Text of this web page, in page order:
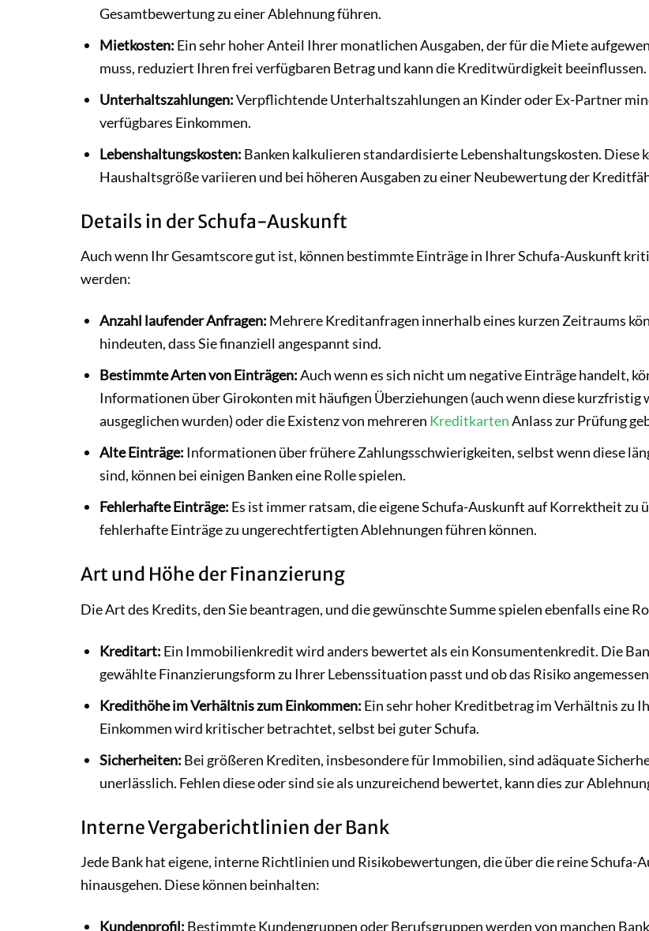
Gesamtbewertung zu einer Ablehnung führen.
Mietkosten: Ein sehr hoher Anteil Ihrer monatlichen Ausgaben, der für die Miete
muss, reduziert Ihren frei verfügbaren Betrag und kann die Kreditwürdigkeit beeinflussen.
Unterhaltszahlungen:Verpflichtende Unterhaltszahlungen an Kinder oder Ex-Partner
verfügbares Einkommen.
Lebenshaltungskosten: Banken kalkulieren standardisierte Lebenshaltungskosten. Diese
Haushaltsgröße variieren und bei höheren Ausgaben zu einer Neubewertung der
Details in der Schufa-Auskunft
Auch wenn Ihr Gesamtscore gut ist, können bestimmte Einträge in Ihrer Schufa-Auskunft
werden:
Anzahl laufender Anfragen: Mehrere Kreditanfragen innerhalb eines kurzen Zeitraums
hindeuten, dass Sie finanziell angespannt sind.
Bestimmte Arten von Einträgen:Auch wenn es sich nicht um negative Einträge handelt,
Informationen über Girokonten mit häufigen Überziehungen (auch wenn diese kurzfristig
ausgeglichen wurden) oder die Existenz von mehreren KreditkartenAnlass zur Prüfung
Alte Einträge: Informationen über frühere Zahlungsschwierigkeiten, selbst wenn diese
sind, können bei einigen Banken eine Rolle spielen.
Fehlerhafte Einträge: Es ist immer ratsam, die eigene Schufa-Auskunft auf Korrektheit zu
fehlerhafte Einträge zu ungerechtfertigten Ablehnungen führen können.
Art und Höhe der Finanzierung
Die Art des Kredits, den Sie beantragen, und die gewünschte Summe spielen ebenfalls eine
Kreditart: Ein Immobilienkredit wird anders bewertet als ein Konsumentenkredit. Die
gewählte Finanzierungsform zu Ihrer Lebenssituation passt und ob das Risiko
Kredithöhe im Verhältnis zum Einkommen: Ein sehr hoher Kreditbetrag im Verhältnis zu
Einkommen wird kritischer betrachtet, selbst bei guter Schufa.
Sicherheiten: Bei größeren Krediten, insbesondere für Immobilien, sind adäquate
unerlässlich. Fehlen diese oder sind sie als unzureichend bewertet, kann dies zur
Interne Vergaberichtlinien der Bank
Jede Bank hat eigene, interne Richtlinien und Risikobewertungen, die über die reine Schufa-
hinausgehen. Diese können beinhalten:
Kundenprofil: Bestimmte Kundengruppen oder Berufsgruppen werden von manchen